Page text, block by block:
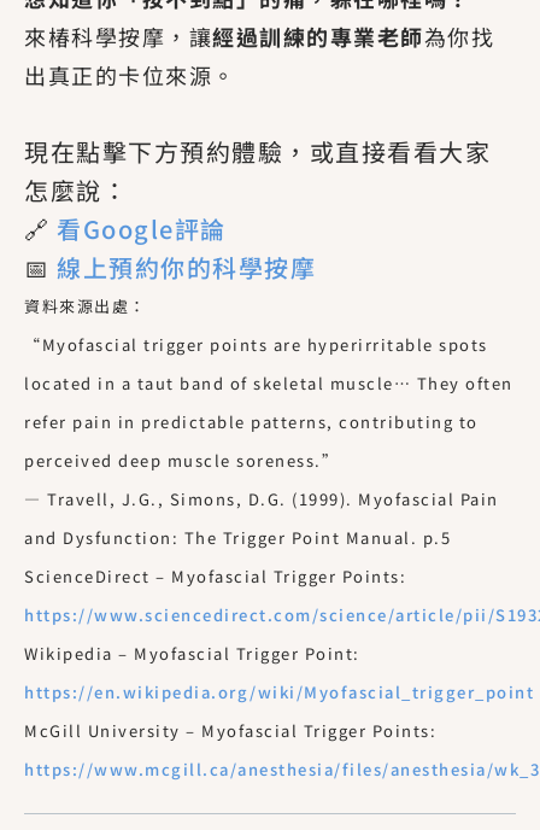
來椿科學按摩，讓經過訓練的專業老師為你找
出真正的卡位來源。
現在點擊下方預約體驗，或直接看看大家
怎麼說：
🔗 看Google評論
📅 線上預約你的科學按摩
資料來源出處：
“Myofascial trigger points are hyperirritable spots
located in a taut band of skeletal muscle… They often
refer pain in predictable patterns, contributing to
perceived deep muscle soreness.”
— Travell, J.G., Simons, D.G. (1999). Myofascial Pain
and Dysfunction: The Trigger Point Manual. p.5​
ScienceDirect – Myofascial Trigger Points:
https://www.sciencedirect.com/science/article/pii/
Wikipedia – Myofascial Trigger Point:
https://en.wikipedia.org/wiki/Myofascial_trigger_point
McGill University – Myofascial Trigger Points:
https://www.mcgill.ca/anesthesia/files/anesthesia/